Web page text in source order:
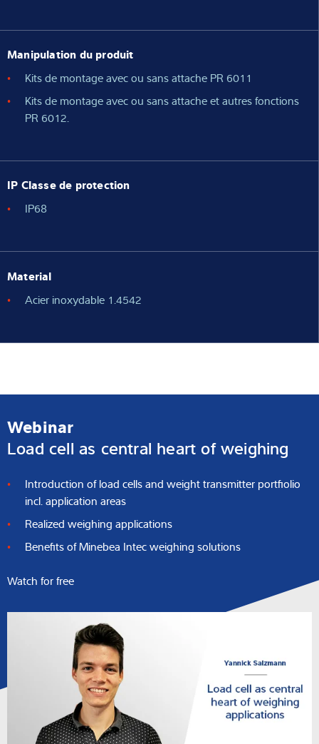
Manipulation du produit
Kits de montage avec ou sans attache PR 6011
Kits de montage avec ou sans attache et autres fonctions
PR 6012.
IP Classe de protection
IP68
Material
Acier inoxydable 1.4542
Webinar
Load cell as central heart of weighing
Introduction of load cells and weight transmitter portfiolio
incl. application areas
Realized weighing applications
Benefits of Minebea Intec weighing solutions
Watch for free